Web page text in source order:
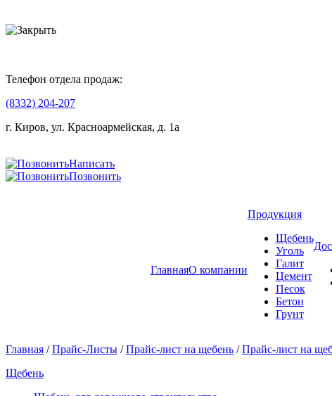
Телефон отдела продаж:
(8332) 204-207
г. Киров, ул. Красноармейская, д. 1а
Написать
Позвонить
ГлавнаяО компании
Продукция
Щебень
Уголь
Галит
Цемент
Песок
Бетон
Грунт
Главная / Прайс-Листы / Прайс-лист на щебень / Прайс-лист на
Щебень